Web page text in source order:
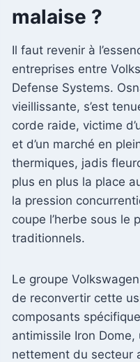
malaise ?
Il faut revenir à
entreprises entre
Defense Systems.
vieillissante, s’est
corde raide, victime
et d’un marché en
thermiques, jadis
plus en plus la place
la pression
coupe l’herbe sous le
traditionnels.
Le groupe
de reconvertir cette
composants
antimissile Iron
nettement du secteur